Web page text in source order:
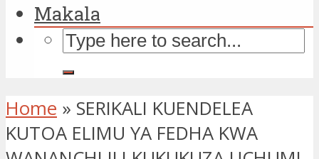
Makala
Home » SERIKALI KUENDELEA
KUTOA ELIMU YA FEDHA KWA